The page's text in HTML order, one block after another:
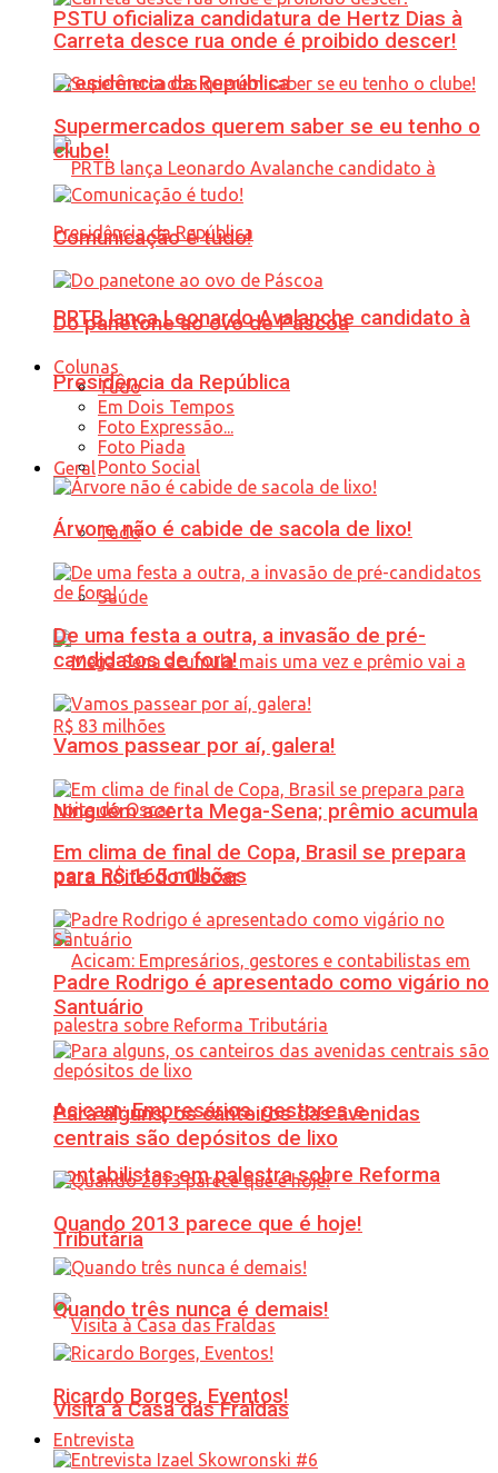
PSTU oficializa candidatura de Hertz Dias à
Presidência da República
PRTB lança Leonardo Avalanche candidato à
Presidência da República
Geral
Tudo
Saúde
Ninguém acerta Mega-Sena; prêmio acumula
para R$ 165 milhões
Acicam: Empresários, gestores e
contabilistas em palestra sobre Reforma
Tributária
Visita à Casa das Fraldas
Carreta desce rua onde é proibido descer!
Supermercados querem saber se eu tenho o
clube!
Comunicação é tudo!
Do panetone ao ovo de Páscoa
Colunas
Tudo
Em Dois Tempos
Foto Expressão...
Foto Piada
Ponto Social
Árvore não é cabide de sacola de lixo!
De uma festa a outra, a invasão de pré-
candidatos de fora!
Vamos passear por aí, galera!
Em clima de final de Copa, Brasil se prepara
para noite do Oscar
Padre Rodrigo é apresentado como vigário no
Santuário
Para alguns, os canteiros das avenidas
centrais são depósitos de lixo
Quando 2013 parece que é hoje!
Quando três nunca é demais!
Ricardo Borges, Eventos!
Entrevista